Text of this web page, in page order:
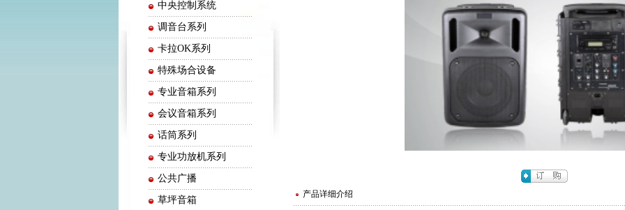
中央控制系统
调音台系列
卡拉OK系列
特殊场合设备
专业音箱系列
会议音箱系列
话筒系列
专业功放机系列
公共广播
草坪音箱
产品详细介绍